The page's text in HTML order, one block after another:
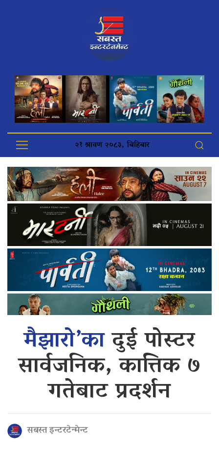
२१ श्रावण २०८३, बिहिबार
मैझारो’कादुई पोस्टर
सार्वजनिक, कात्तिक ७
गतेबाट प्रदर्शन
सबस्त इन्टरटेन्मेन्ट